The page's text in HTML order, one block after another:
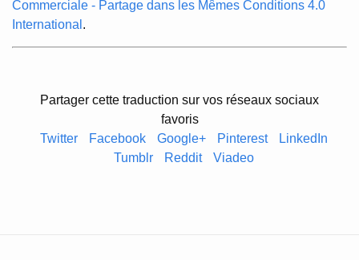
Commerciale - Partage dans les Mêmes Conditions 4.0
International .
Partager cette traduction sur vos réseaux sociaux
favoris
Twitter
Facebook Google+ Pinterest
LinkedIn
Tumblr
Reddit Viadeo